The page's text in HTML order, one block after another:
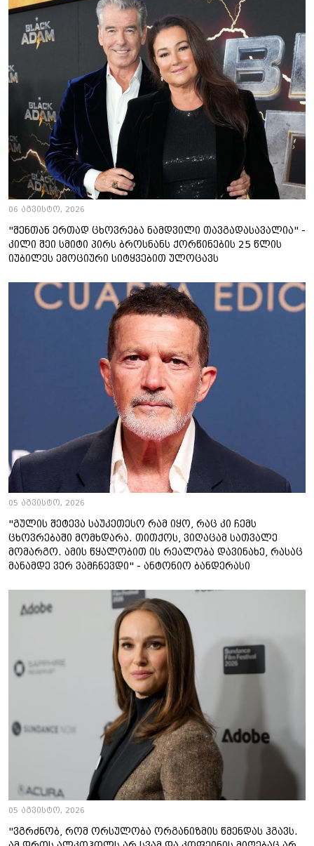
06 აგვისტო, 2026
"შენთან ერთად ცხოვრება ნამდვილი თავგადასავალია" -
კილი შეი სმიტი პირს ბროსნანს ქორწინების 25 წლის
იუბილეს ემოციური სიტყვებით ულოცავს
05 აგვისტო, 2026
"გულის შეტევა საუკეთესო რამ იყო, რაც კი ჩემს
ცხოვრებაში მომხდარა. თითქოს, ვიღაცამ სათვალე
მომარგო. ამის წყალობით ის რეალობა დავინახე, რასაც
მანამდე ვერ ვამჩნევდი" - ანტონიო ბანდერასი
05 აგვისტო, 2026
"ვგრძნობ, რომ ორსულობა ორგანიზმის წმენდას ჰგავს.